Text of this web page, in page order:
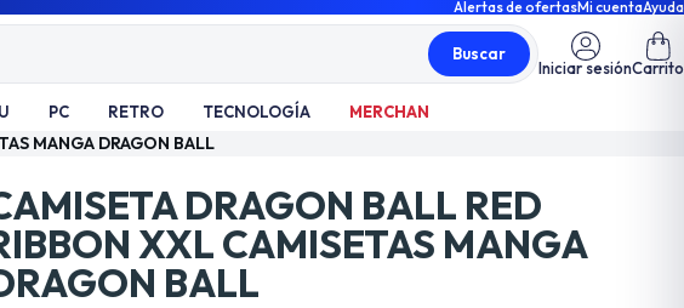
Alertas de ofertasMi cuentaAyuda
Buscar
Iniciar sesiónCarrito
PC RETRO TECNOLOGÍA MERCHAN
MANGA DRAGON BALL
DRAGON BALL RED
XXL CAMISETAS MANGA
BALL